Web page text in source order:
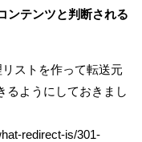
ンテンツと判断される
ストを作って転送元
るようにしておきまし
redirect-is/301-